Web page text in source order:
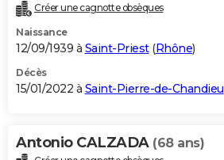
Créer une cagnotte obsèques
Naissance
12/09/1939 à Saint-Priest(Rhône)
Décès
15/01/2022 à Saint-Pierre-de-Chandieu
Antonio CALZADA (68 ans)